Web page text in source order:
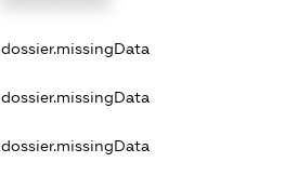
dossier.missingData
dossier.missingData
dossier.missingData